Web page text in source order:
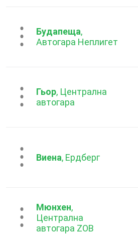
...Будапеща,
Автогара Неплигет
...
Гьор, Централна
автогара
...Виена, Ердберг
...Мюнхен,
Централна
автогара ZOB